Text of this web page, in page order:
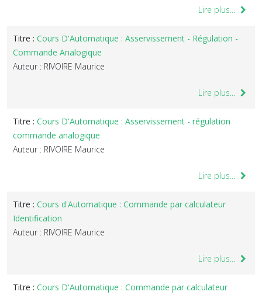
Lire plus...
Titre : Cours D'Automatique : Asservissement - Régulation -
Commande Analogique
Auteur : RIVOIRE Maurice
Lire plus...
Titre : Cours D'Automatique : Asservissement - régulation
commande analogique
Auteur : RIVOIRE Maurice
Lire plus...
Titre : Cours d'Automatique : Commande par calculateur
Identification
Auteur : RIVOIRE Maurice
Lire plus...
Titre : Cours D'Automatique : Commande par calculateur